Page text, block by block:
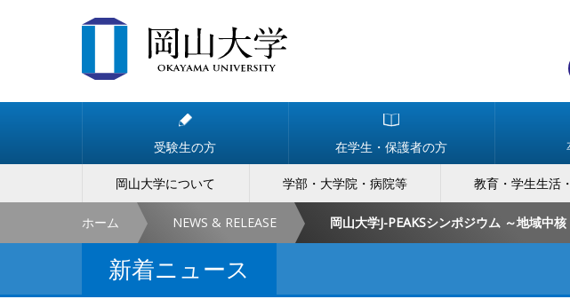
受験生の方 在学生・保護者の方
岡山大学について 学部・大学院・病院等 教育・学生生活
ホーム NEWS & RELEASE
新着ニュース